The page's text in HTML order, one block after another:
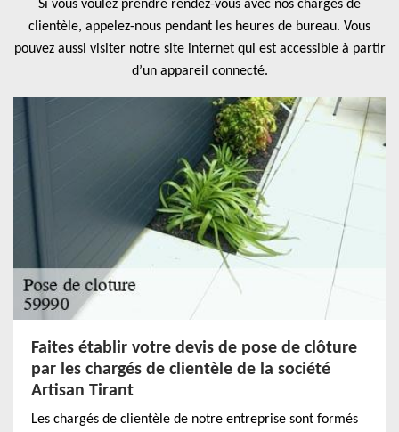
Si vous voulez prendre rendez-vous avec nos chargés de
clientèle, appelez-nous pendant les heures de bureau. Vous
pouvez aussi visiter notre site internet qui est accessible à partir
d’un appareil connecté.
Faites établir votre devis de pose de clôture
par les chargés de clientèle de la société
Artisan Tirant
Les chargés de clientèle de notre entreprise sont formés